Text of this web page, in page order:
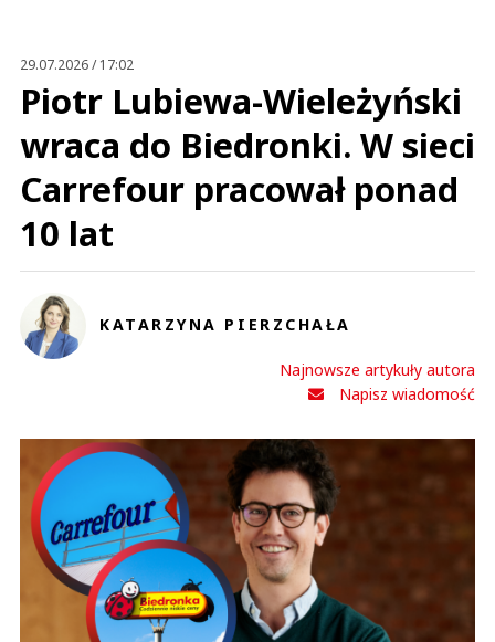
29.07.2026 / 17:02
Piotr Lubiewa-Wieleżyński
wraca do Biedronki. W sieci
Carrefour pracował ponad
10 lat
KATARZYNA PIERZCHAŁA
Najnowsze artykuły autora
Napisz wiadomość